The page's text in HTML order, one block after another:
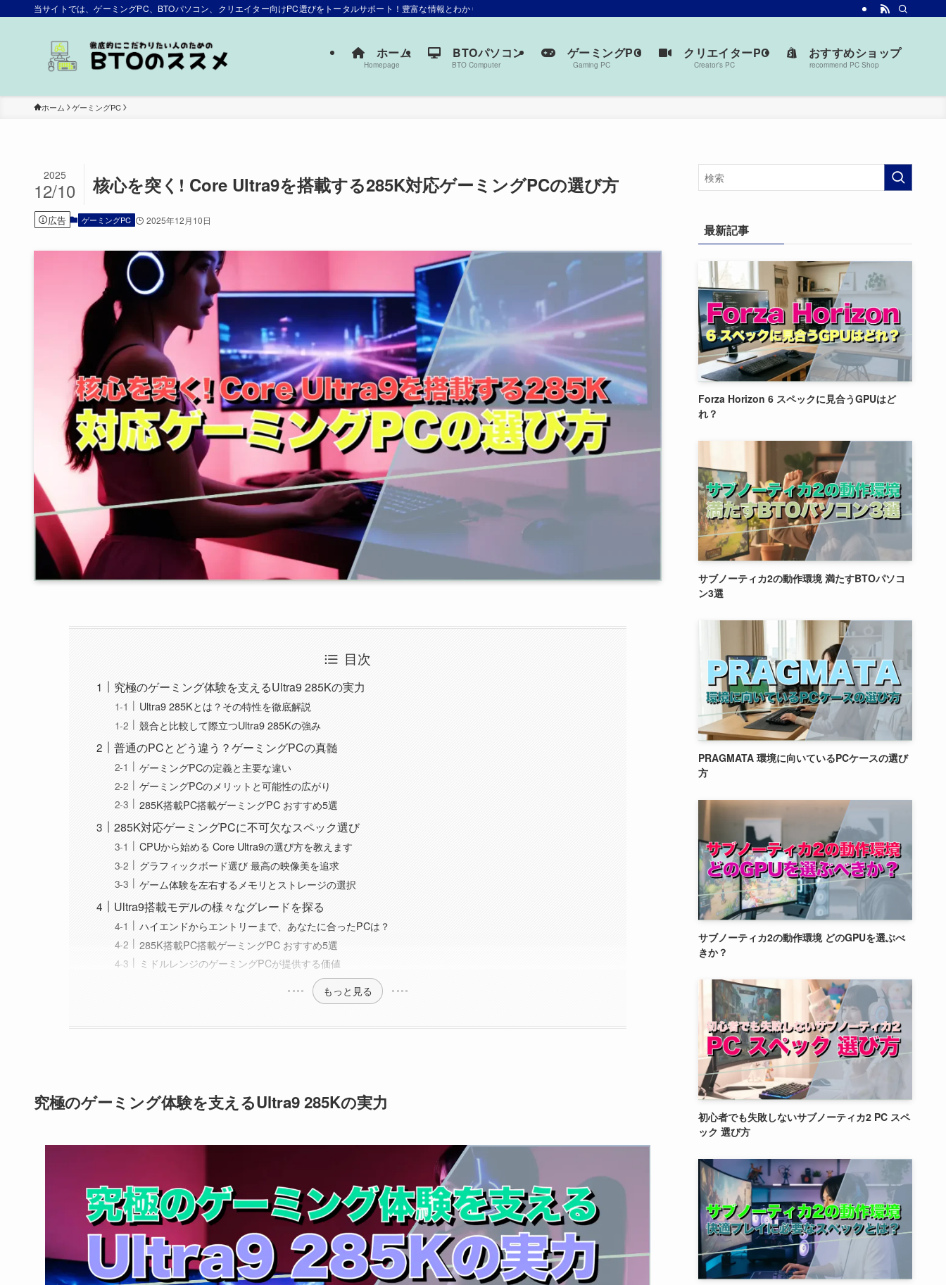
当サイトでは、ゲーミングPC、BTOパソコン、クリエイター向けPC選びをトータルサポート！豊富な情報とわかりやすい解説で、あなたにぴったりの一台を見つけよう。
ホーム
Homepage
BTOパソコン
BTO Computer
ゲーミングPC
Gaming PC
クリエイターPC
Creator’s PC
おすすめショップ
recommend PC Shop
ホーム ゲーミングPC
核心を突く! Core Ultra9を搭載する285K対応ゲーミングPCの選び方
2025
12/10
広告 ゲーミングPC 2025年12月10日
目次
究極のゲーミング体験を支えるUltra9 285Kの実力
Ultra9 285Kとは？その特性を徹底解説
競合と比較して際立つUltra9 285Kの強み
普通のPCとどう違う？ゲーミングPCの真髄
ゲーミングPCの定義と主要な違い
ゲーミングPCのメリットと可能性の広がり
285K搭載PC搭載ゲーミングPC おすすめ5選
285K対応ゲーミングPCに不可欠なスペック選び
CPUから始める Core Ultra9の選び方を教えます
グラフィックボード選び 最高の映像美を追求
ゲーム体験を左右するメモリとストレージの選択
Ultra9搭載モデルの様々なグレードを探る
ハイエンドからエントリーまで、あなたに合ったPCは？
285K搭載PC搭載ゲーミングPC おすすめ5選
ミドルレンジのゲーミングPCが提供する価値
もっと見る
究極のゲーミング体験を支えるUltra9 285Kの実力
最新記事
Forza Horizon 6 スペックに見合うGPUはど
れ？
サブノーティカ2の動作環境 満たすBTOパソコ
ン3選
PRAGMATA 環境に向いているPCケースの選び
方
サブノーティカ2の動作環境 どのGPUを選ぶべ
きか？
初心者でも失敗しないサブノーティカ2 PC スペ
ック 選び方